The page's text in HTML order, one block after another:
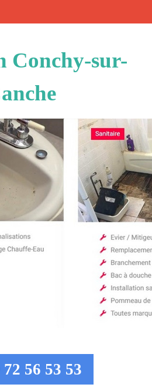
Conchy-sur-
56 53 53